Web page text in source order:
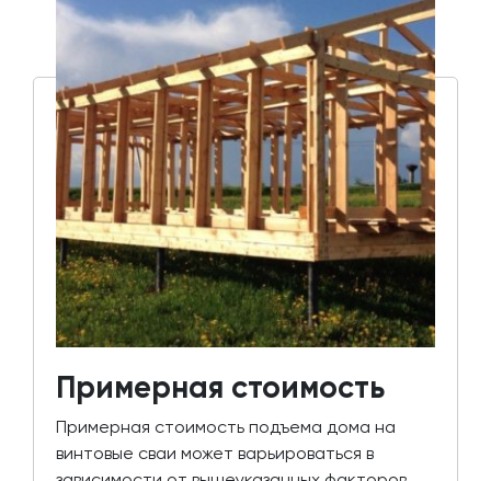
Примерная стоимость
Примерная стоимость подъема дома на
винтовые сваи может варьироваться в